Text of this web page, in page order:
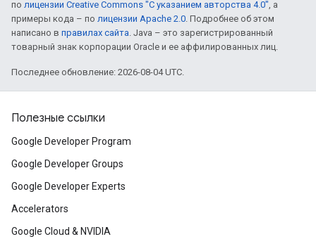
по лицензии Creative Commons "С указанием авторства 4.0", а
примеры кода – по лицензии Apache 2.0. Подробнее об этом
написано в правилах сайта. Java – это зарегистрированный
товарный знак корпорации Oracle и ее аффилированных лиц.
Последнее обновление: 2026-08-04 UTC.
Полезные ссылки
Google Developer Program
Google Developer Groups
Google Developer Experts
Accelerators
Google Cloud & NVIDIA